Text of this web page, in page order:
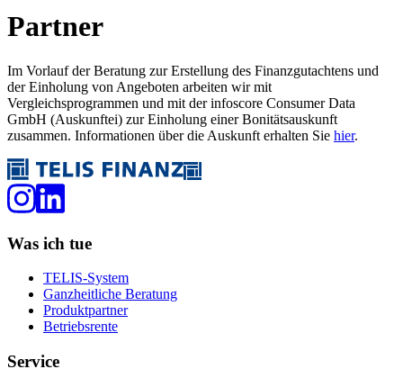
Partner
Im Vorlauf der Beratung zur Erstellung des Finanzgutachtens und
der Einholung von Angeboten arbeiten wir mit
Vergleichsprogrammen und mit der infoscore Consumer Data
GmbH (Auskunftei) zur Einholung einer Bonitätsauskunft
zusammen. Informationen über die Auskunft erhalten Sie hier.
Was ich tue
TELIS-System
Ganzheitliche Beratung
Produktpartner
Betriebsrente
Service